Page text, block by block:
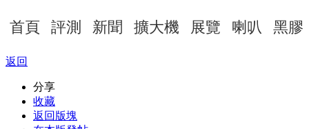
首頁 評測 新聞 擴大機 展覽 喇叭 黑膠
返回
分享
收藏
返回版塊